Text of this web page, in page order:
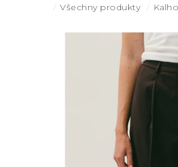
Domů
Všechny produkty